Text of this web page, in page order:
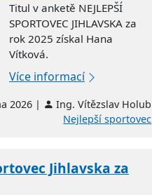
Titul v anketě NEJLEPŠÍ
SPORTOVEC JIHLAVSKA za
rok 2025 získal Hana
Vítková.
Více informací
2026 |
Ing. Vítězslav Holub
Nejlepší sportovec
Jihlavska za